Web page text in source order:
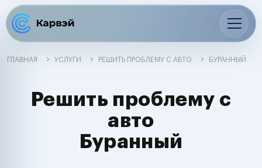
ГЛАВНАЯ УСЛУГИ РЕШИТЬ ПРОБЛЕМУ С АВТО БУРАННЫЙ
Решить проблему с
авто
Буранный